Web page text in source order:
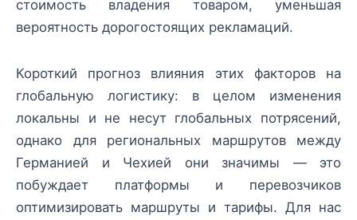
стоимость владения товаром, уменьшая
вероятность дорогостоящих рекламаций.
Короткий прогноз влияния этих факторов на
глобальную логистику: в целом изменения
локальны и не несут глобальных потрясений,
однако для региональных маршрутов между
Германией и Чехией они значимы — это
побуждает платформы и перевозчиков
оптимизировать маршруты и тарифы. Для нас